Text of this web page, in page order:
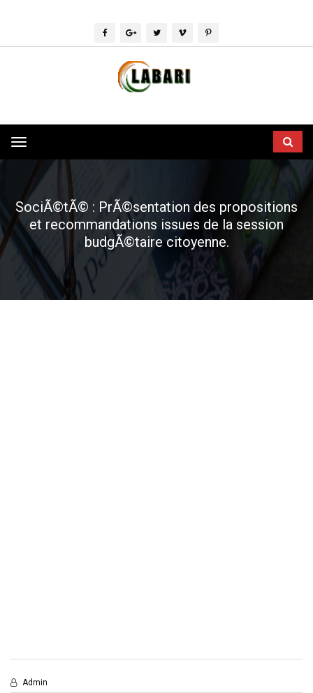
Toggle
navigation
SociÃ©tÃ© : PrÃ©sentation des propositions
et recommandations issues de la session
budgÃ©taire citoyenne.
Admin